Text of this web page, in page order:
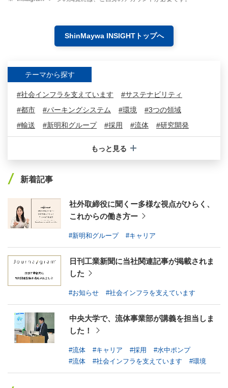
ShinMaywa INSIGHTトップへ
テーマから探す
#社会インフラを支えています
#サステナビリティ
#都市
#パーキングシステム #環境
#3つの領域
#輸送
#新明和グループ #採用 #流体
#研究開発
#民間航空機事業
#環境システム
#自動電線処理機
#テールゲートリフタ
#脱着ボデートラック
#塵芥車
#飛行艇
#ダンプトラック
#水中ポンプ
#リサイクルセンター
#ごみ中継施設
#水中ミキサ #アームロール®
#XU-M
#XU-L
#佐野工場 #甲南工場
#製品紹介
#エレパーク®
#ループパーク®
#UF-XS #PS-1 #US-1A改
#XU-S
#歴史
#US-2ができるまで
#真空成膜のお話
#世界で活躍中
もっと見る
新着記事
社外取締役に聞くー多様な視点がひらく、
これからの働き方ー
#新明和グループ #キャリア
日刊工業新聞に当社関連記事が掲載されま
した
#お知らせ #社会インフラを支えています
中央大学で、流体事業部が講義を担当しま
した！
#流体 #キャリア #採用
#水中ポンプ
#流体
#社会インフラを支えています #環境